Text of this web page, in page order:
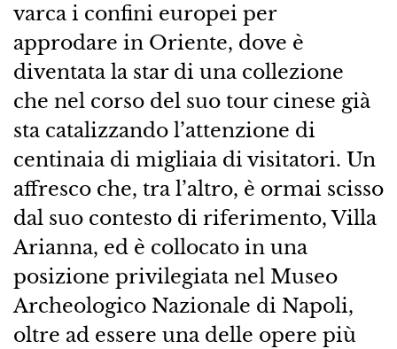
varca i confini europei per
approdare in Oriente, dove è
diventata la star di una collezione
che nel corso del suo tour cinese già
sta catalizzando l’attenzione di
centinaia di migliaia di visitatori. Un
affresco che, tra l’altro, è ormai scisso
dal suo contesto di riferimento, Villa
Arianna, ed è collocato in una
posizione privilegiata nel Museo
Archeologico Nazionale di Napoli,
oltre ad essere una delle opere più